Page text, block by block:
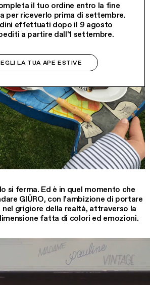
il tuo ordine entro la fine
per riceverlo prima di settembre.
effettuati dopo il 9 agosto
a partire dall'1 settembre.
LA TUA APE ESTIVE
si ferma. Ed è in quel momento che
GIÜRO, con l’ambizione di portare
nel grigiore della realtà, attraverso la
fatta di colori ed emozioni.